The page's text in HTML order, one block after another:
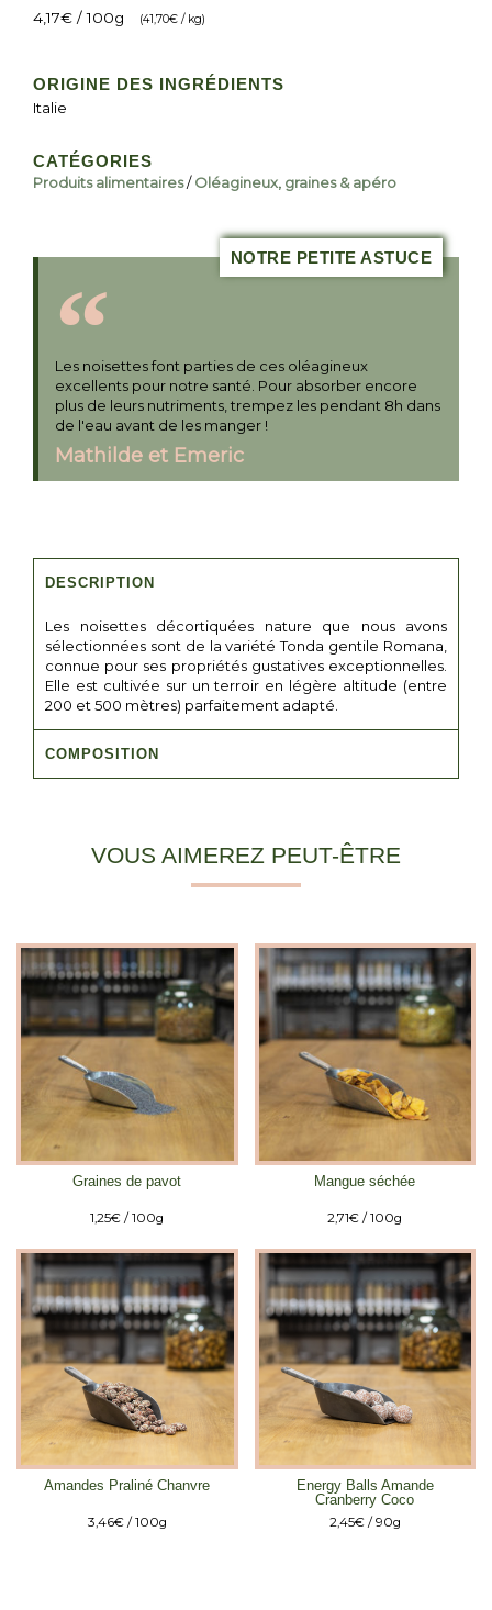
4,17€ / 100g (41,70€ / kg)
ORIGINE DES INGRÉDIENTS
Italie
CATÉGORIES
Produits alimentaires/Oléagineux, graines & apéro
Les noisettes font parties de ces oléagineux
excellents pour notre santé. Pour absorber encore
plus de leurs nutriments, trempez les pendant 8h dans
de l'eau avant de les manger !
Mathilde et Emeric
NOTRE PETITE ASTUCE
DESCRIPTION
Les noisettes décortiquées nature que nous avons
sélectionnées sont de la variété Tonda gentile Romana,
connue pour ses propriétés gustatives exceptionnelles.
Elle est cultivée sur un terroir en légère altitude (entre
200 et 500 mètres) parfaitement adapté.
COMPOSITION
VOUS AIMEREZ PEUT-ÊTRE
Graines de pavot
1,25€ / 100g
Mangue séchée
2,71€ / 100g
Amandes Praliné Chanvre
3,46€ / 100g
Energy Balls Amande
Cranberry Coco
2,45€ / 90g